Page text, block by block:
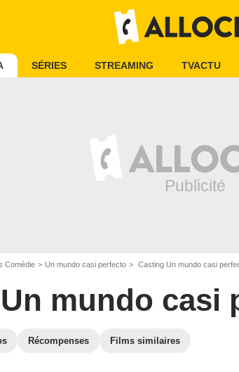
SÉRIES STREAMING TVACTU
Comédie Un mundo casi perfecto Casting Un mundo casi
Un mundo casi
Récompenses Films similaires